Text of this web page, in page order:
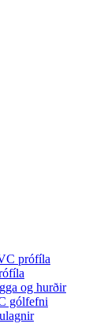
prófíla
og hurðir
gólfefni